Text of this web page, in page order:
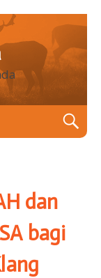
dan
bagi